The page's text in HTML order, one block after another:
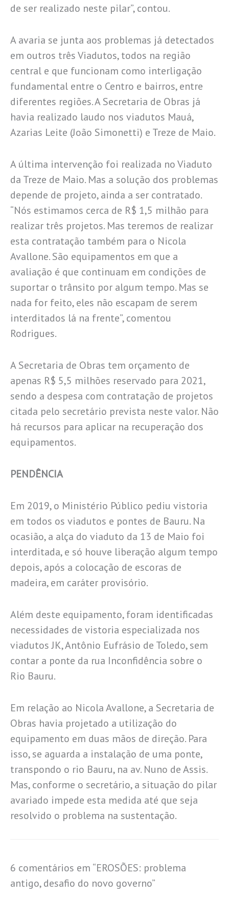
de ser realizado neste pilar”, contou.
A avaria se junta aos problemas já detectados
em outros três Viadutos, todos na região
central e que funcionam como interligação
fundamental entre o Centro e bairros, entre
diferentes regiões. A Secretaria de Obras já
havia realizado laudo nos viadutos Mauá,
Azarias Leite (João Simonetti) e Treze de Maio.
A última intervenção foi realizada no Viaduto
da Treze de Maio. Mas a solução dos problemas
depende de projeto, ainda a ser contratado.
“Nós estimamos cerca de R$ 1,5 milhão para
realizar três projetos. Mas teremos de realizar
esta contratação também para o Nicola
Avallone. São equipamentos em que a
avaliação é que continuam em condições de
suportar o trânsito por algum tempo. Mas se
nada for feito, eles não escapam de serem
interditados lá na frente”, comentou
Rodrigues.
A Secretaria de Obras tem orçamento de
apenas R$ 5,5 milhões reservado para 2021,
sendo a despesa com contratação de projetos
citada pelo secretário prevista neste valor. Não
há recursos para aplicar na recuperação dos
equipamentos.
PENDÊNCIA
Em 2019, o Ministério Público pediu vistoria
em todos os viadutos e pontes de Bauru. Na
ocasião, a alça do viaduto da 13 de Maio foi
interditada, e só houve liberação algum tempo
depois, após a colocação de escoras de
madeira, em caráter provisório.
Além deste equipamento, foram identificadas
necessidades de vistoria especializada nos
viadutos JK, Antônio Eufrásio de Toledo, sem
contar a ponte da rua Inconfidência sobre o
Rio Bauru.
Em relação ao Nicola Avallone, a Secretaria de
Obras havia projetado a utilização do
equipamento em duas mãos de direção. Para
isso, se aguarda a instalação de uma ponte,
transpondo o rio Bauru, na av. Nuno de Assis.
Mas, conforme o secretário, a situação do pilar
avariado impede esta medida até que seja
resolvido o problema na sustentação.
6 comentários em “EROSÕES: problema
antigo, desafio do novo governo”